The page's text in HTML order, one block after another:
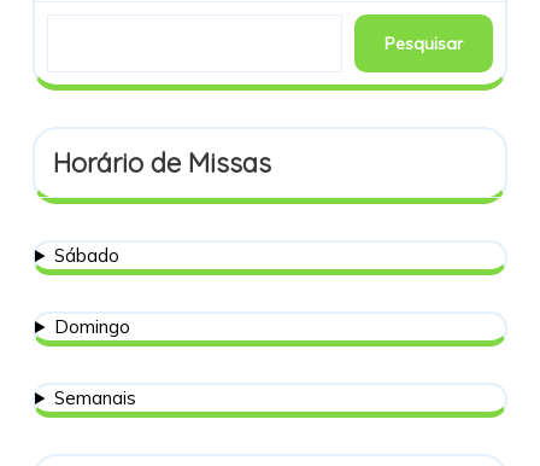
Pesquisar
Horário de Missas
Sábado
Domingo
Semanais